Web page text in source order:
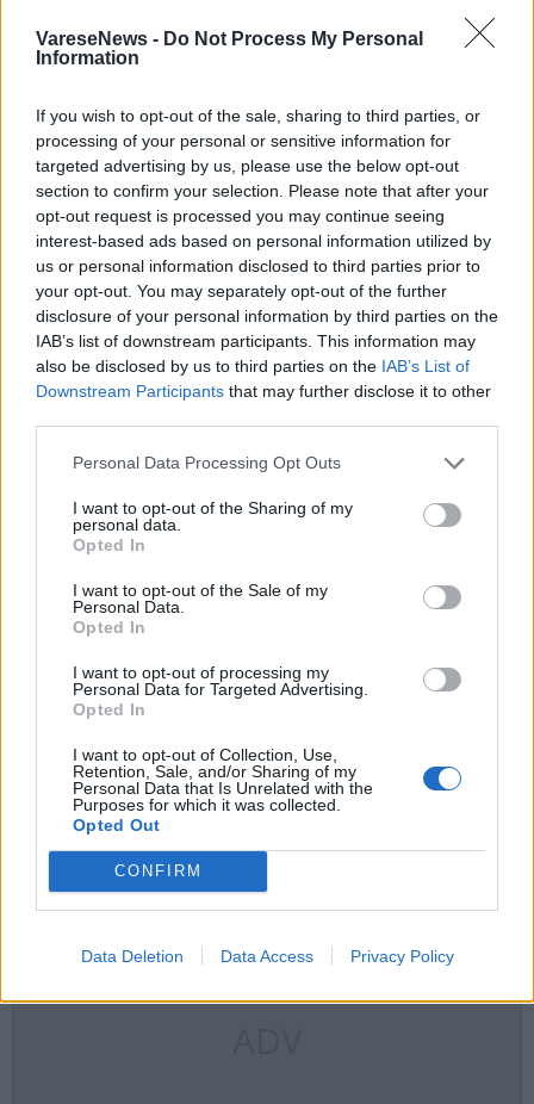
VareseNews - Do Not Process My Personal
Information
If you wish to opt-out of the sale, sharing to third parties, or
processing of your personal or sensitive information for
targeted advertising by us, please use the below opt-out
section to confirm your selection. Please note that after your
opt-out request is processed you may continue seeing
interest-based ads based on personal information utilized by
us or personal information disclosed to third parties prior to
your opt-out. You may separately opt-out of the further
disclosure of your personal information by third parties on the
IAB’s list of downstream participants. This information may
also be disclosed by us to third parties on the IAB’s List of
Downstream Participants that may further disclose it to other
Personal Data Processing Opt Outs
I want to opt-out of the Sharing of my
personal data.
Opted In
I want to opt-out of the Sale of my
Personal Data.
Opted In
I want to opt-out of processing my
Personal Data for Targeted Advertising.
Opted In
I want to opt-out of Collection, Use,
Retention, Sale, and/or Sharing of my
Personal Data that Is Unrelated with the
Purposes for which it was collected.
Opted Out
CONFIRM
Data Deletion Data Access Privacy Policy
L’attività sarà tenuta dall’artista stessa.
compresa tra 8 e 12 anni e si svolgerà nella mattinata di
sabato 30 maggio dalle ore 10 alle 11.30.
La partecipazione è gratuita ma i posti sono limitati: è
quindi necessaria la prenotazione aQUESTO LINK.
A promuovere l’iniziativa è il Servizio di Didattica museale
del Comune.
La prenotazione è richiesta per ogni bambino
partecipante, NON per l’adulto accompagnatore, che
dovrà essere presente per l’intera durata dell’attività.
Ritrovo presso la reception al piano terra del Museo
MAGGIORI INFORMAZIONI
didattica@comune.bustoarsizio.va.it
20 Maggio 2026
bambini@varesenews.it
laboratori bambini